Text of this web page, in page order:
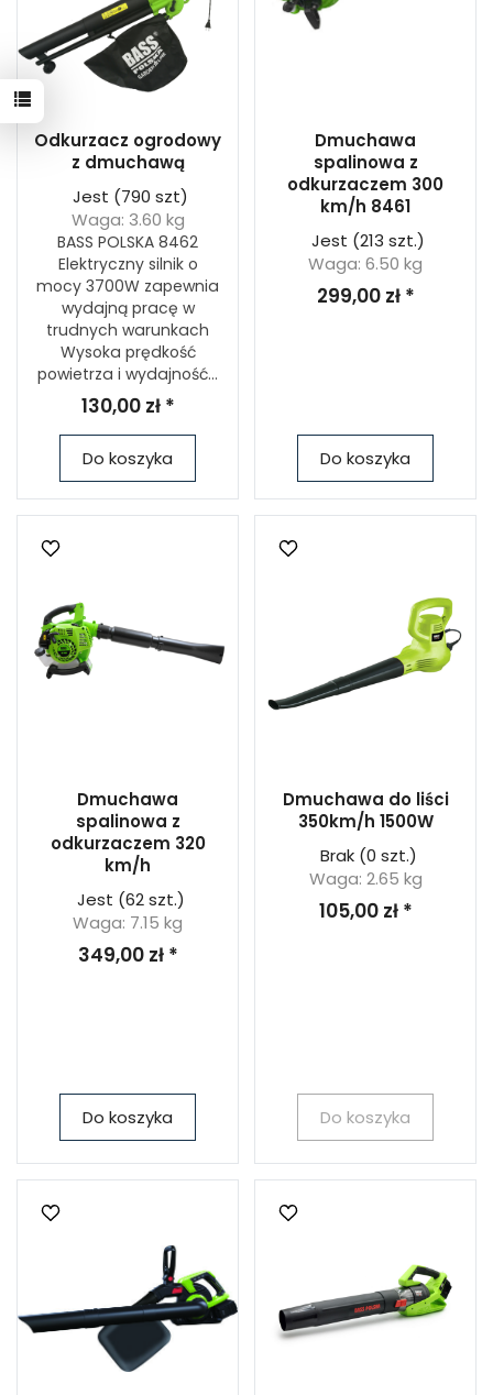
Odkurzacz ogrodowy
z dmuchawą
Jest (790 szt)
Waga: 3.60 kg
BASS POLSKA 8462
Elektryczny silnik o
mocy 3700W zapewnia
wydajną pracę w
trudnych warunkach
Wysoka prędkość
powietrza i wydajność...
130,00 zł *
Do koszyka
Dmuchawa
spalinowa z
odkurzaczem 300
km/h 8461
Jest (213 szt.)
Waga: 6.50 kg
299,00 zł *
Do koszyka
Dmuchawa
spalinowa z
odkurzaczem 320
km/h
Jest (62 szt.)
Waga: 7.15 kg
349,00 zł *
Do koszyka
Dmuchawa do liści
350km/h 1500W
Brak(0 szt.)
Waga: 2.65 kg
105,00 zł *
Do koszyka